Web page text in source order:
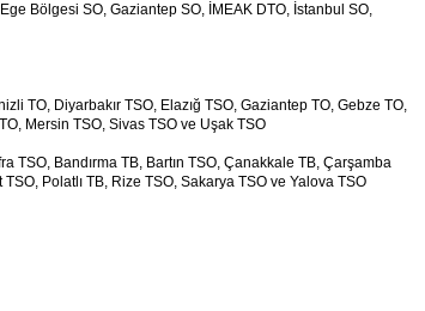
Bölgesi SO, Gaziantep SO, İMEAK DTO, İstanbul SO,
TO, Diyarbakır TSO, Elazığ TSO, Gaziantep TO, Gebze TO,
Mersin TSO, Sivas TSO ve Uşak TSO
TSO, Bandırma TB, Bartın TSO, Çanakkale TB, Çarşamba
Polatlı TB, Rize TSO, Sakarya TSO ve Yalova TSO